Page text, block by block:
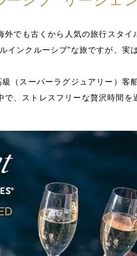
外でも古くから人気の旅行スタ
インクルーシブ”な旅ですが、
（スーパーラグジュアリー）客
、ストレスフリーな贅沢時間を